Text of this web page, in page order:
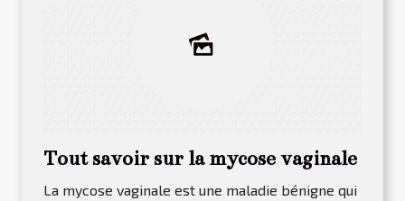
Tout savoir sur la mycose vaginale
La mycose vaginale est une maladie bénigne qui